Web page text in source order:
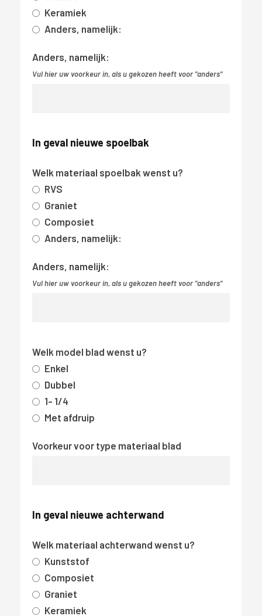
Keramiek
Anders, namelijk:
Anders, namelijk:
Vul hier uw voorkeur in, als u gekozen heeft voor "anders"
In geval nieuwe spoelbak
Welk materiaal spoelbak wenst u?
RVS
Graniet
Composiet
Anders, namelijk:
Anders, namelijk:
Vul hier uw voorkeur in, als u gekozen heeft voor "anders"
Welk model blad wenst u?
Enkel
Dubbel
1- 1/4
Met afdruip
Voorkeur voor type materiaal blad
In geval nieuwe achterwand
Welk materiaal achterwand wenst u?
Kunststof
Composiet
Graniet
Keramiek